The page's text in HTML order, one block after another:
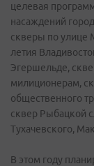
целевая
насаждений
скверы по улице
летия
Эгершельде,
милиционерам,
общественного
сквер Рыбацкой
Тухачевского,
В этом году